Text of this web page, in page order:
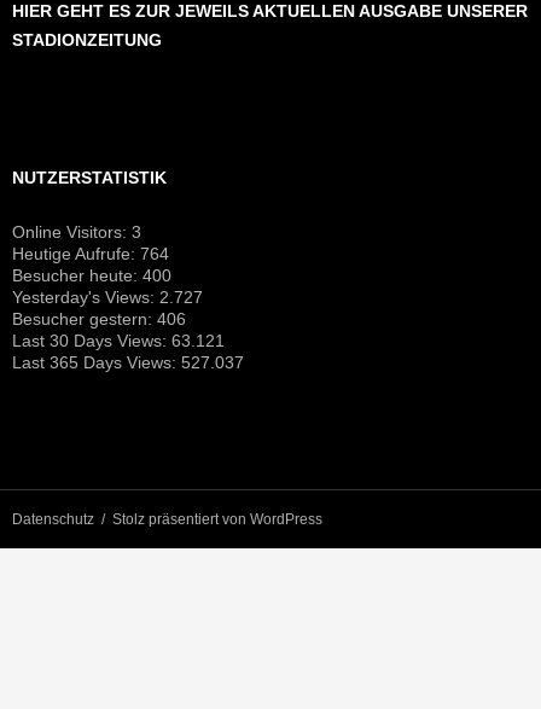
HIER GEHT ES ZUR JEWEILS AKTUELLEN AUSGABE UNSERER
STADIONZEITUNG
NUTZERSTATISTIK
Online Visitors: 3
Heutige Aufrufe: 764
Besucher heute: 400
Yesterday's Views: 2.727
Besucher gestern: 406
Last 30 Days Views: 63.121
Last 365 Days Views: 527.037
Datenschutz Stolz präsentiert von WordPress